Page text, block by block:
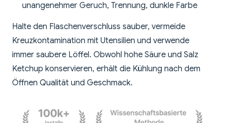
unangenehmer Geruch, Trennung, dunkle Farbe
Halte den Flaschenverschluss sauber, vermeide
Kreuzkontamination mit Utensilien und verwende
immer saubere Löffel. Obwohl hohe Säure und Salz
Ketchup konservieren, erhält die Kühlung nach dem
Öffnen Qualität und Geschmack.